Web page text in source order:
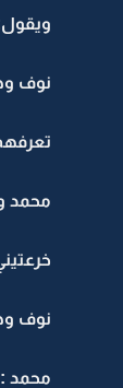
نوف
محمد
نوف
محمد :